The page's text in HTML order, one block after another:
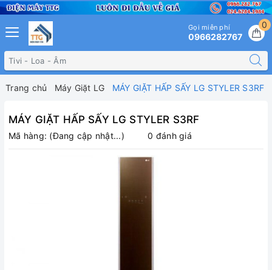
0
Gọi miễn phí
0966282767
Trang chủ Máy Giặt LG MÁY GIẶT HẤP SẤY LG STYLER S3RF
MÁY GIẶT HẤP SẤY LG STYLER S3RF
Mã hàng: (Đang cập nhật...) 0 đánh giá